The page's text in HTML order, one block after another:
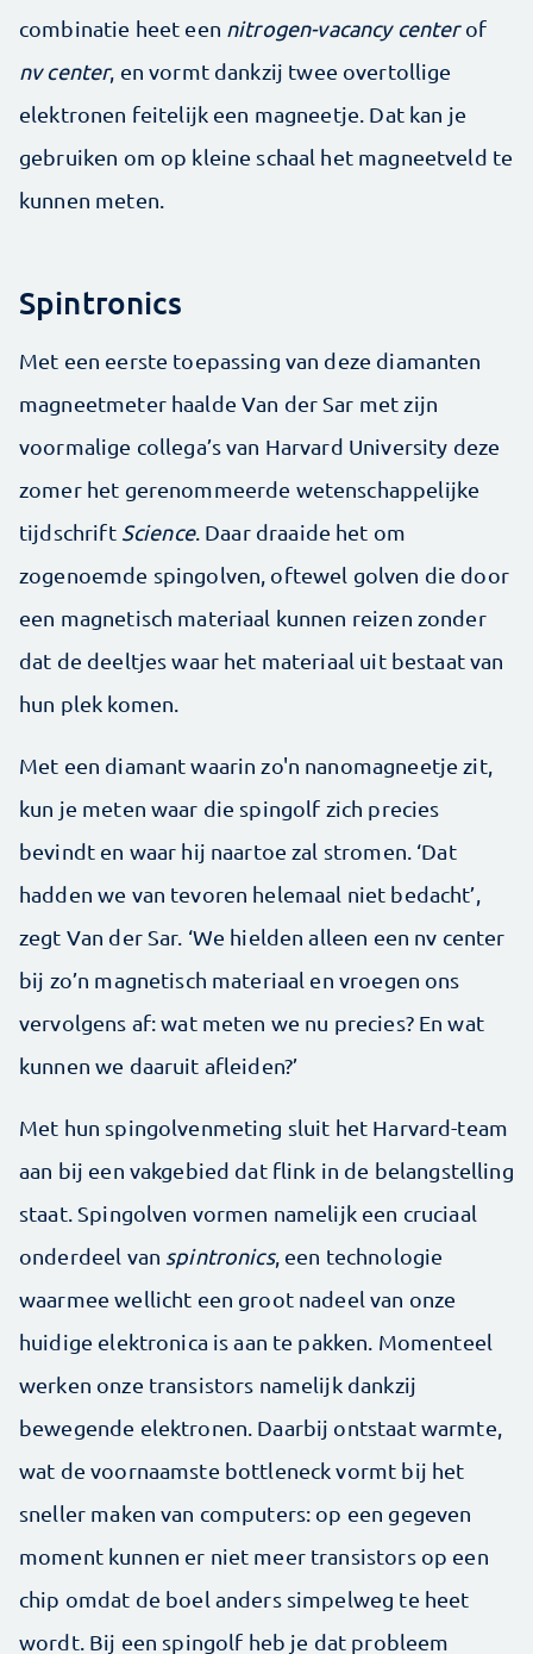
combinatie heet een nitrogen-vacancy centerof
nv center, en vormt dankzij twee overtollige
elektronen feitelijk een magneetje. Dat kan je
gebruiken om op kleine schaal het magneetveld te
kunnen meten.
Spintronics
Met een eerste toepassing van deze diamanten
magneetmeter haalde Van der Sar met zijn
voormalige collega’s van Harvard University deze
zomer het gerenommeerde wetenschappelijke
tijdschrift Science. Daar draaide het om
zogenoemde spingolven, oftewel golven die door
een magnetisch materiaal kunnen reizen zonder
dat de deeltjes waar het materiaal uit bestaat van
hun plek komen.
Met een diamant waarin zo'n nanomagneetje zit,
kun je meten waar die spingolf zich precies
bevindt en waar hij naartoe zal stromen. ‘Dat
hadden we van tevoren helemaal niet bedacht’,
zegt Van der Sar. ‘We hielden alleen een nv center
bij zo’n magnetisch materiaal en vroegen ons
vervolgens af: wat meten we nu precies? En wat
kunnen we daaruit afleiden?’
Met hun spingolvenmeting sluit het Harvard-team
aan bij een vakgebied dat flink in de belangstelling
staat. Spingolven vormen namelijk een cruciaal
onderdeel van spintronics, een technologie
waarmee wellicht een groot nadeel van onze
huidige elektronica is aan te pakken. Momenteel
werken onze transistors namelijk dankzij
bewegende elektronen. Daarbij ontstaat warmte,
wat de voornaamste bottleneck vormt bij het
sneller maken van computers: op een gegeven
moment kunnen er niet meer transistors op een
chip omdat de boel anders simpelweg te heet
wordt. Bij een spingolf heb je dat probleem